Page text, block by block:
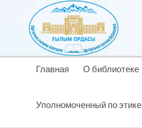
Главная О библиотеке
Уполномоченный по этике